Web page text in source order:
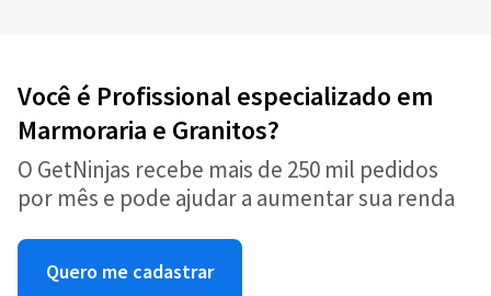
Você é Profissional especializado em
Marmoraria e Granitos?
O GetNinjas recebe mais de 250 mil pedidos
por mês e pode ajudar a aumentar sua renda
Quero me cadastrar